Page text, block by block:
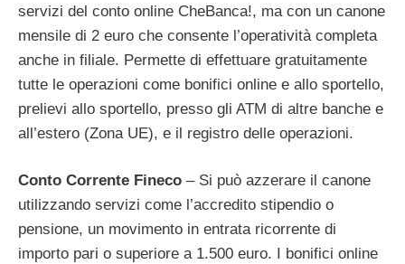
servizi del conto online CheBanca!, ma con un canone
mensile di 2 euro che consente l’operatività completa
anche in filiale. Permette di effettuare gratuitamente
tutte le operazioni come bonifici online e allo sportello,
prelievi allo sportello, presso gli ATM di altre banche e
all’estero (Zona UE), e il registro delle operazioni.
Conto Corrente Fineco – Si può azzerare il canone
utilizzando servizi come l’accredito stipendio o
pensione, un movimento in entrata ricorrente di
importo pari o superiore a 1.500 euro. I bonifici online